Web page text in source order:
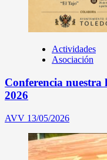
Actividades
Asociación
Conferencia nuestra
2026
AVV 13/05/2026